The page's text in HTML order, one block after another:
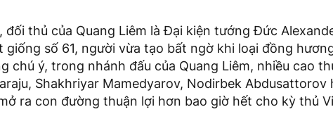
đối thủ của Quang Liêm là Đại kiện tướng Đức
giống số 61, người vừa tạo bất ngờ khi loại đồng
chú ý, trong nhánh đấu của Quang Liêm, nhiều cao
Shakhriyar Mamedyarov, Nodirbek Abdusattorov
ra con đường thuận lợi hơn bao giờ hết cho kỳ thủ